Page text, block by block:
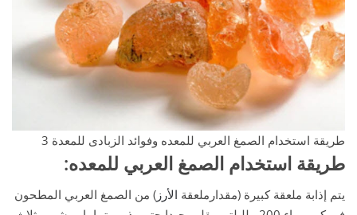
طريقة استخدام الصمغ العربي للمعده وفوائد الزبادى للمعدة 3
طريقة استخدام الصمغ العربي للمعده:
يتم إذابة ملعقة كبيرة (مقدارملعقة الأرز ) من الصمغ العربي المطحون